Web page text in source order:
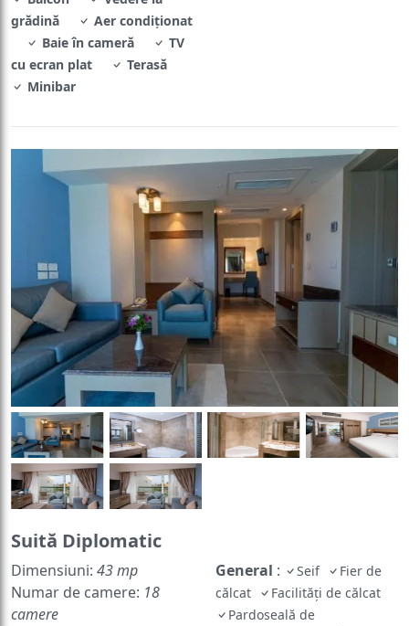
grădină
Aer condiţionat
Baie în cameră
TV
cu ecran plat
Terasă
Minibar
Suită Diplomatic
Dimensiuni: 43 mp
Numar de camere: 18
camere
General : Seif
Fier de
călcat
Facilități de călcat
Pardoseală de